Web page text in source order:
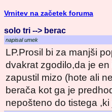
Vrnitev na začetek foruma
solo tri --> berac
napisal umek
LP.Prosil bi za manjši
dvakrat zgodilo,da je
zapustil mizo (hote ali
berača kot ga je
nepošteno do tistega